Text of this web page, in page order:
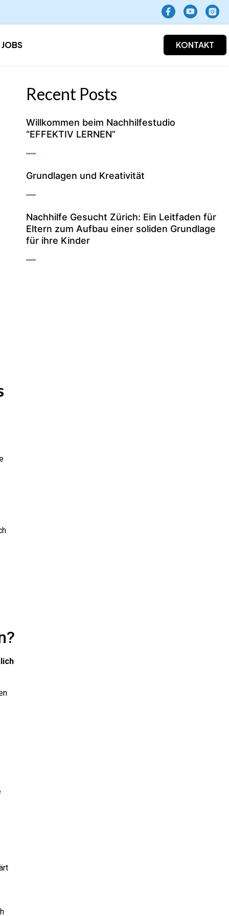
JOBS KONTAKT
Recent Posts
Willkommen beim Nachhilfestudio
“EFFEKTIV LERNEN”
Grundlagen und Kreativität
Nachhilfe Gesucht Zürich: Ein Leitfaden für
Eltern zum Aufbau einer soliden Grundlage
für ihre Kinder